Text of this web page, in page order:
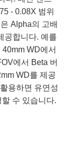
- 0.08X 범위
Alpha의 고배
공합니다. 예를
WD에서
에서 Beta 버
WD를 제공
용하면 유연성
수 있습니다.